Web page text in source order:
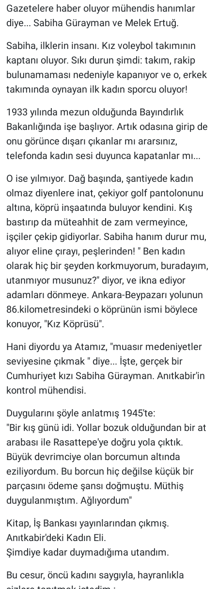
Gazetelere haber oluyor mühendis hanımlar
diye... Sabiha Gürayman ve Melek Ertuğ.
Sabiha, ilklerin insanı. Kız voleybol takımının
kaptanı oluyor. Sıkı durun şimdi: takım, rakip
bulunamaması nedeniyle kapanıyor ve o, erkek
takımında oynayan ilk kadın sporcu oluyor!
1933 yılında mezun olduğunda Bayındırlık
Bakanlığında işe başlıyor. Artık odasına girip de
onu görünce dışarı çıkanlar mı ararsınız,
telefonda kadın sesi duyunca kapatanlar mı...
O ise yılmıyor. Dağ başında, şantiyede kadın
olmaz diyenlere inat, çekiyor golf pantolonunu
altına, köprü inşaatında buluyor kendini. Kış
bastırıp da müteahhit de zam vermeyince,
işçiler çekip gidiyorlar. Sabiha hanım durur mu,
alıyor eline çırayı, peşlerinden! " Ben kadın
olarak hiç bir şeyden korkmuyorum, buradayım,
utanmıyor musunuz?" diyor, ve ikna ediyor
adamları dönmeye. Ankara-Beypazarı yolunun
86.kilometresindeki o köprünün ismi böylece
konuyor, "Kız Köprüsü".
Hani diyordu ya Atamız, "muasır medeniyetler
seviyesine çıkmak " diye... İşte, gerçek bir
Cumhuriyet kızı Sabiha Gürayman. Anıtkabir'in
kontrol mühendisi.
Duygularını şöyle anlatmış 1945'te:
"Bir kış günü idi. Yollar bozuk olduğundan bir at
arabası ile Rasattepe'ye doğru yola çıktık.
Büyük devrimciye olan borcumun altında
eziliyordum. Bu borcun hiç değilse küçük bir
parçasını ödeme şansı doğmuştu. Müthiş
duygulanmıştım. Ağlıyordum"
Kitap, İş Bankası yayınlarından çıkmış.
Anıtkabir'deki Kadın Eli.
Şimdiye kadar duymadığıma utandım.
Bu cesur, öncü kadını saygıyla, hayranlıkla